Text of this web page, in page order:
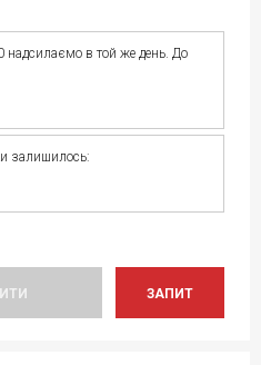
надсилаємо в той же день. До
залишилось:
ЗАПИТ